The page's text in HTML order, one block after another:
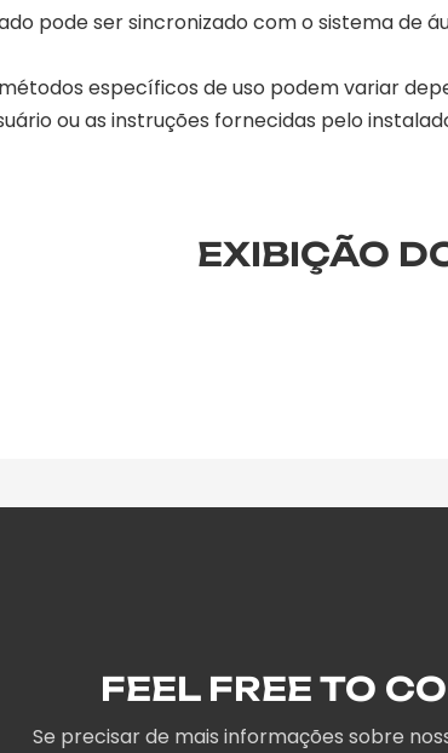
pode ser sincronizado com o sistema de
específicos de uso podem variar
ou as instruções fornecidas pelo
EXIBIÇÃO
FEEL FREE TO
Se precisar de mais informações sobre